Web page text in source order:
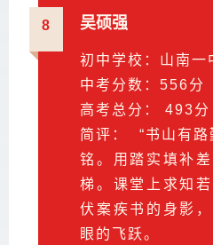
8 吴硕强
初中学校：山南一
中考分数：556分
高考总分： 493分
简评： “书山有路
铭。用踏实填补
梯。课堂上求知
伏案疾书的身影
眼的飞跃。